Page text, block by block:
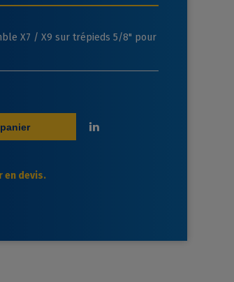
X7 / X9 sur trépieds 5/8" pour
en devis.